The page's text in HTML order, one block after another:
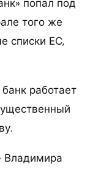
попал под
того же
списки ЕС,
работает
Владимира